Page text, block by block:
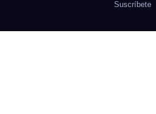
Suscríbete